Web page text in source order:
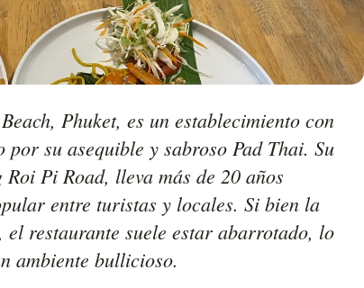
Phuket, es un establecimiento con
su asequible y sabroso Pad Thai. Su
Pi Road, lleva más de 20 años
entre turistas y locales. Si bien la
el restaurante suele estar abarrotado, lo
ambiente bullicioso.